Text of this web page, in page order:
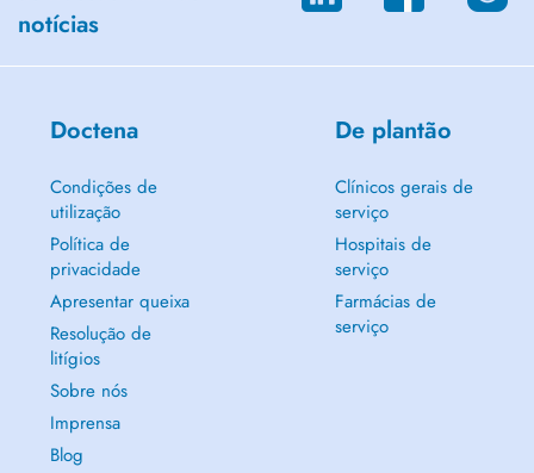
notícias
Doctena
Condições de
utilização
Política de
privacidade
Apresentar queixa
Resolução de
litígios
Sobre nós
Imprensa
Blog
De plantão
Clínicos gerais de
serviço
Hospitais de
serviço
Farmácias de
serviço